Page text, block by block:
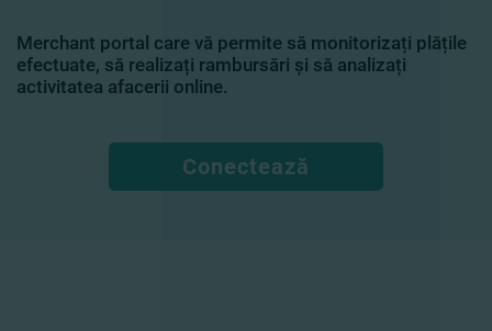
Merchant portal care vă permite să monitorizați plățile
efectuate, să realizați rambursări și să analizați
activitatea afacerii online.
Conectează